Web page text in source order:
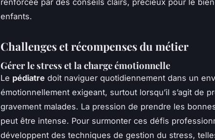
renforcée par des conseils clairs, précieux pour le
enfants.
Challenges et récompenses du métier
Gérer le stress et la charge émotionnelle
Le pédiatre doit naviguer quotidiennement dans un
émotionnellement exigeant, surtout lorsqu’il s’agit de
gravement malades. La pression de prendre les
peut être intense. Pour surmonter ces défis
développent des techniques de gestion du stress,